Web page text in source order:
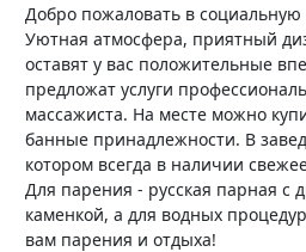
Добро пожаловать в
Уютная атмосфера, приятный
оставят у вас положительные
предложат услуги
массажиста. На месте можно
банные принадлежности. В
котором всегда в наличии
Для парения - русская парная с
каменкой, а для водных
вам парения и отдыха!